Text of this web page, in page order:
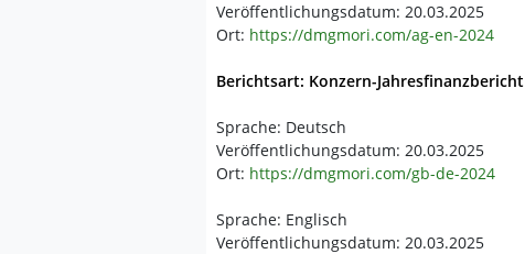
Veröffentlichungsdatum: 20.03.2025
Ort: https://dmgmori.com/ag-en-2024
Berichtsart: Konzern-Jahresfinanzbericht
Sprache: Deutsch
Veröffentlichungsdatum: 20.03.2025
Ort: https://dmgmori.com/gb-de-2024
Sprache: Englisch
Veröffentlichungsdatum: 20.03.2025